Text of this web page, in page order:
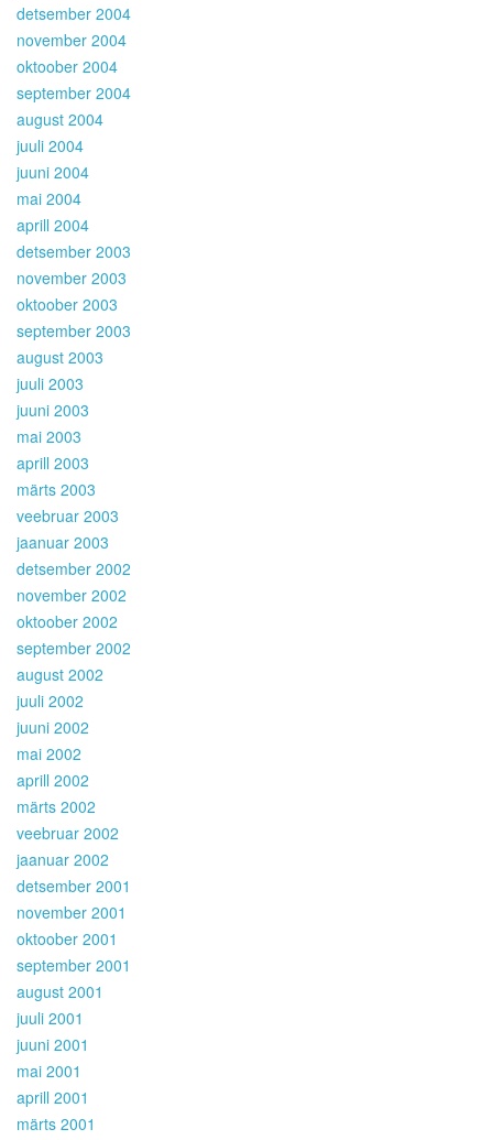
detsember 2004
november 2004
oktoober 2004
september 2004
august 2004
juuli 2004
juuni 2004
mai 2004
aprill 2004
detsember 2003
november 2003
oktoober 2003
september 2003
august 2003
juuli 2003
juuni 2003
mai 2003
aprill 2003
märts 2003
veebruar 2003
jaanuar 2003
detsember 2002
november 2002
oktoober 2002
september 2002
august 2002
juuli 2002
juuni 2002
mai 2002
aprill 2002
märts 2002
veebruar 2002
jaanuar 2002
detsember 2001
november 2001
oktoober 2001
september 2001
august 2001
juuli 2001
juuni 2001
mai 2001
aprill 2001
märts 2001